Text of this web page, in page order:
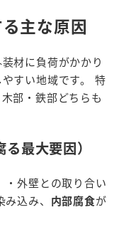
主な原因
材に負荷がかかり
すい地域です。 特
部・鉄部どちらも
最大要因）
・外壁との取り合い
込み、 内部腐食が